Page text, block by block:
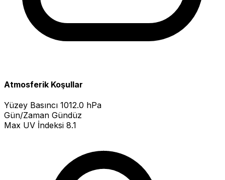
Atmosferik Koşullar
Yüzey Basıncı 1012.0 hPa
Gün/Zaman Gündüz
Max UV İndeksi 8.1